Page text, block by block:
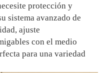
protección y
sistema avanzado de
ajuste
con el medio
para una variedad